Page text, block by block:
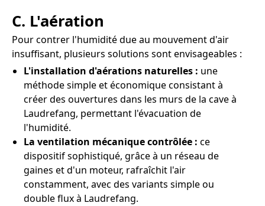
C. L'aération
Pour contrer l'humidité due au mouvement d'air
insuffisant, plusieurs solutions sont envisageables :
L'installation d'aérations naturelles : une
méthode simple et économique consistant à
créer des ouvertures dans les murs de la cave à
Laudrefang, permettant l'évacuation de
l'humidité.
La ventilation mécanique contrôlée : ce
dispositif sophistiqué, grâce à un réseau de
gaines et d'un moteur, rafraîchit l'air
constamment, avec des variants simple ou
double flux à Laudrefang.